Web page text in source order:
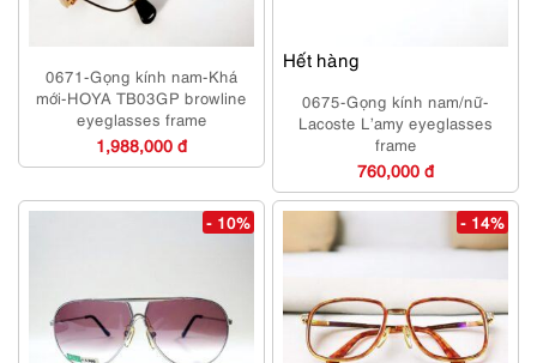
0671-Gọng kính nam-Khá
mới-HOYA TB03GP browline
eyeglasses frame
1,988,000 đ
Hết hàng
0675-Gọng kính nam/nữ-
Lacoste L’amy eyeglasses
frame
760,000 đ
- 10% - 14%